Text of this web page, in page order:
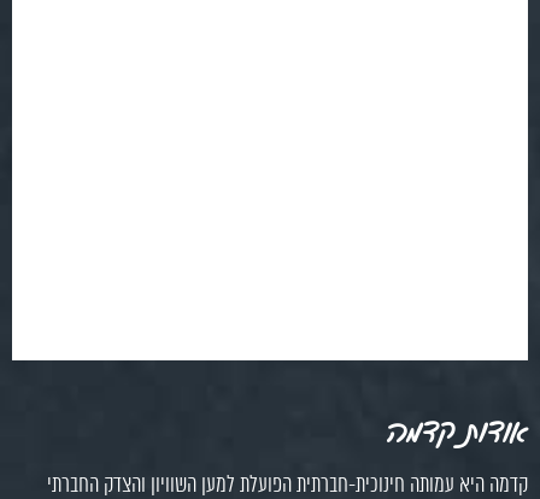
אודות קדמה
קדמה היא עמותה חינוכית-חברתית הפועלת למען השוויון והצדק החברתי